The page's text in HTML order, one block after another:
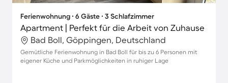
Ferienwohnung ∙ 6 Gäste ∙ 3 Schlafzimmer
Apartment | Perfekt für die Arbeit von Zuhause
Bad Boll, Göppingen, Deutschland
Gemütliche Ferienwohnung in Bad Boll für bis zu 6 Personen mit
eigener Küche und Parkmöglichkeiten in ruhiger Lage